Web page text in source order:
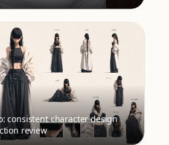
consistent character design
review